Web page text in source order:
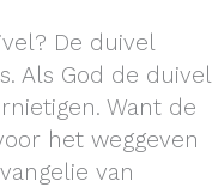
De duivel
Als God de duivel
Want de
het weggeven
van